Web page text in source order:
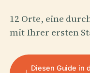
12 Orte, eine
mit Ihrer ersten
Diesen Guide in